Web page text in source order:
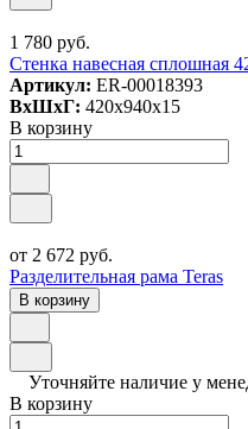
1 780 руб.
Стенка навесная
Артикул: ER-00018393
ВxШxГ: 420x940x15
В корзину
от 2 672 руб.
Разделительная рама Teras
В корзину
Уточняйте наличие у
В корзину